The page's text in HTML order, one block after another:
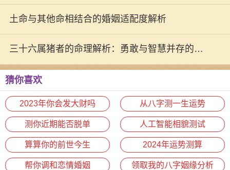
美好人生
土命与其他命相结合的婚姻适配度解析
三十六属猪者的命理解析：勇敢与智慧并存的一
生
猜你喜欢
2023年你会发大财吗 从八字测一生运势
测你近期能否脱单 人工智能相貌测试
算算你的前世今生 2024年运势测算
帮你调和恋情婚姻 领取我的八字姻缘分析